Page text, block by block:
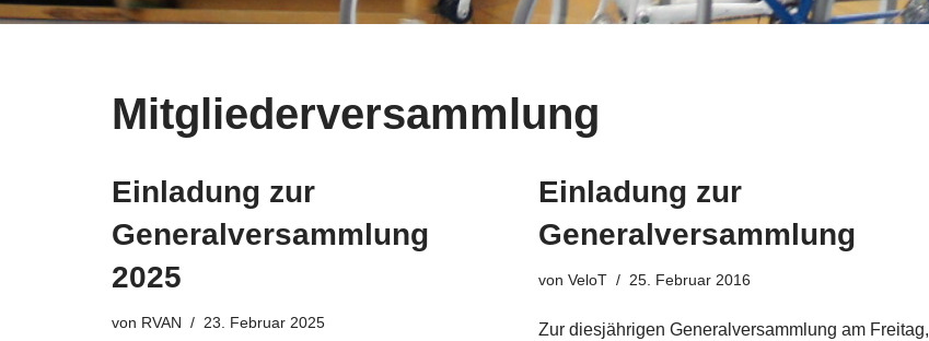
Mitgliederversammlung
Einladung zur
Generalversammlung
2025
von RVAN 23. Februar 2025
Einladung zur
Generalversammlung
von VeloT 25. Februar 2016
Zur diesjährigen Generalversammlung am Freitag,